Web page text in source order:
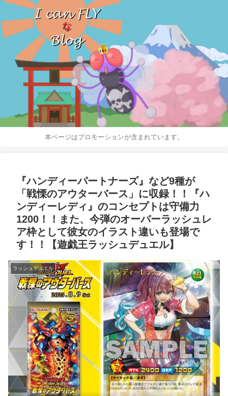
本ページはプロモーションが含まれています。
『ハンディーパートナーズ』など9種が
「戦慄のアウターバース」に収録！！『ハ
ンディーレディ』のコンセプトは守備力
1200！！また、今弾のオーバーラッシュレ
ア枠として彼女のイラスト違いも登場で
す！！【遊戯王ラッシュデュエル】
ラッシュデュエル